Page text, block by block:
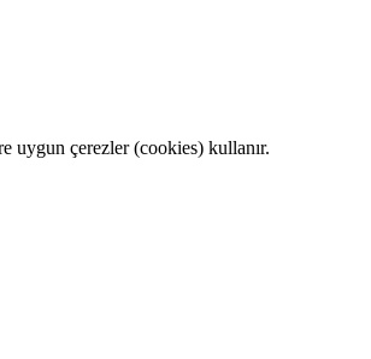
uygun çerezler (cookies) kullanır.